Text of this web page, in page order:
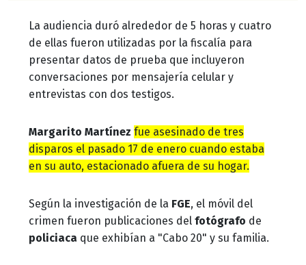
La audiencia duró alrededor de 5 horas y cuatro
de ellas fueron utilizadas por la fiscalía para
presentar datos de prueba que incluyeron
conversaciones por mensajería celular y
entrevistas con dos testigos.
Margarito Martínez fue asesinado de tres
disparos el pasado 17 de enero cuando estaba
en su auto, estacionado afuera de su hogar.
Según la investigación de la FGE, el móvil del
crimen fueron publicaciones del fotógrafo de
policiaca que exhibían a "Cabo 20" y su familia.